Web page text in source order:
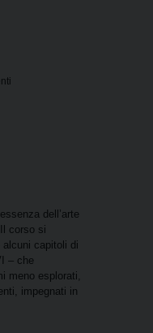
dell’arte
corso si
capitoli di
– che
meno esplorati,
impegnati in